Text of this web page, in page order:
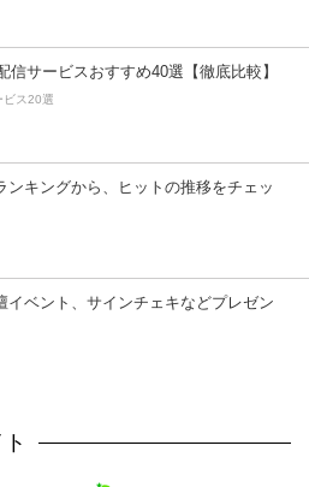
信サービスおすすめ40選【徹底比較】
ビス20選
ンキングから、ヒットの推移をチェッ
イベント、サインチェキなどプレゼン